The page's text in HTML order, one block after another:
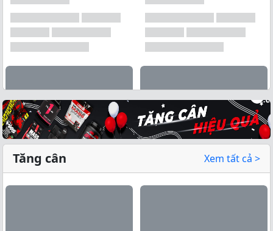
Tăng cân Xem tất cả >